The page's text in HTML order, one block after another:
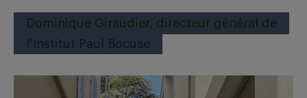
Dominique Giraudier, directeur général de
l’Institut Paul Bocuse